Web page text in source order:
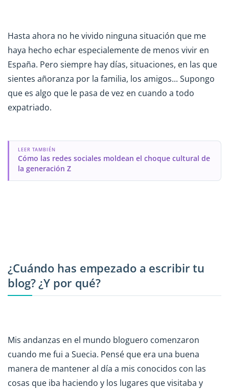
Hasta ahora no he vivido ninguna situación que me
haya hecho echar especialemente de menos vivir en
España. Pero siempre hay días, situaciones, en las que
sientes añoranza por la familia, los amigos... Supongo
que es algo que le pasa de vez en cuando a todo
expatriado.
LEER TAMBIÉN
Cómo las redes sociales moldean el choque cultural de
la generación Z
¿Cuándo has empezado a escribir tu
blog? ¿Y por qué?
Mis andanzas en el mundo bloguero comenzaron
cuando me fui a Suecia. Pensé que era una buena
manera de mantener al día a mis conocidos con las
cosas que iba haciendo y los lugares que visitaba y